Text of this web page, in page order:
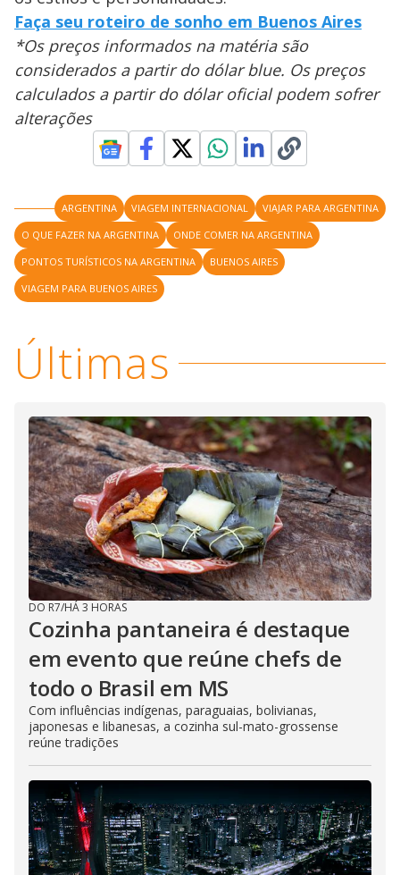
Faça seu roteiro de sonho em Buenos Aires
*Os preços informados na matéria são
considerados a partir do dólar blue. Os preços
calculados a partir do dólar oficial podem sofrer
alterações
ARGENTINA VIAGEM INTERNACIONAL
VIAJAR PARA ARGENTINA
O QUE FAZER NA ARGENTINA
ONDE COMER NA ARGENTINA
PONTOS TURÍSTICOS NA ARGENTINA
BUENOS AIRES
VIAGEM PARA BUENOS AIRES
Últimas
DO R7/HÁ 3 HORAS
Cozinha pantaneira é destaque
em evento que reúne chefs de
todo o Brasil em MS
Com influências indígenas, paraguaias, bolivianas,
japonesas e libanesas, a cozinha sul-mato-grossense
reúne tradições